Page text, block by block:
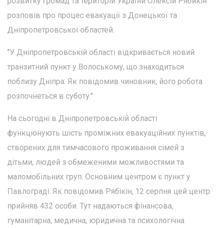
розповів про процес евакуації з Донецької та
Дніпропетровської областей.
"У Дніпропетровській області відкривається новий
транзитний пункт у Волоському, що знаходиться
поблизу Дніпра. Як повідомив чиновник, його робота
розпочнеться в суботу."
На сьогодні в Дніпропетровській області
функціонують шість проміжних евакуаційних пунктів,
створених для тимчасового проживання сімей з
дітьми, людей з обмеженими можливостями та
маломобільних груп. Основним центром є пункт у
Павлограді. Як повідомив Рябікін, 12 серпня цей центр
прийняв 432 особи. Тут надаються фінансова,
гуманітарна, медична, юридична та психологічна